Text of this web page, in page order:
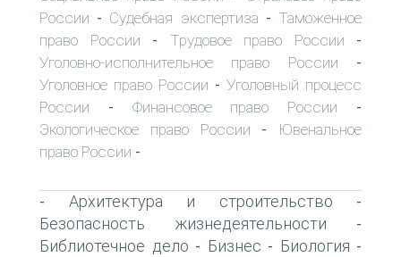
России - Судебная экспертиза - Таможенное
право России - Трудовое право России -
Уголовно-исполнительное право России -
Уголовное право России - Уголовный процесс
России - Финансовое право России -
Экологическое право России -
Ювенальное
право России -
- Архитектура и строительство -
Безопасность жизнедеятельности -
Библиотечное дело - Бизнес - Биология -